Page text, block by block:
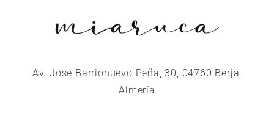
Av. José Barrionuevo Peña, 30, 04760 Berja,
Almería